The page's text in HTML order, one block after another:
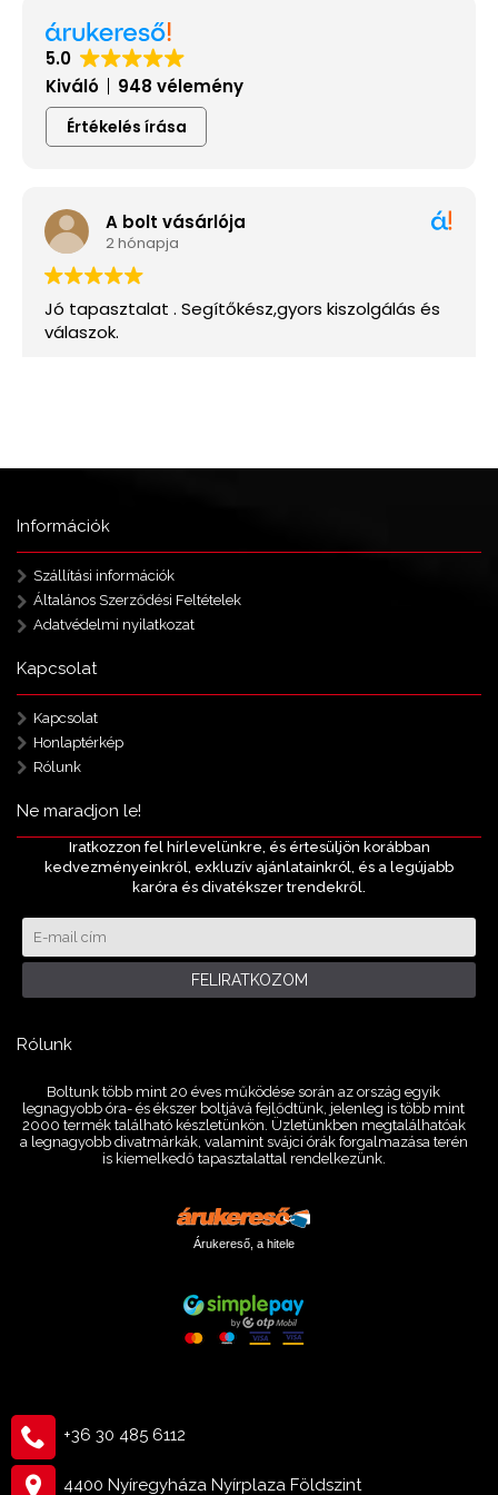
Információk
Szállítási információk
Általános Szerződési Feltételek
Adatvédelmi nyilatkozat
Kapcsolat
Kapcsolat
Honlaptérkép
Rólunk
Ne maradjon le!
Iratkozzon fel hírlevelünkre, és értesüljön korábban
kedvezményeinkről, exkluzív ajánlatainkról, és a legújabb
karóra és divatékszer trendekről.
FELIRATKOZOM
Rólunk
Boltunk több mint 20 éves működése során az ország egyik
legnagyobb óra- és ékszer boltjává fejlődtünk, jelenleg is több mint
2000 termék található készletünkön. Üzletünkben megtalálhatóak
a legnagyobb divatmárkák, valamint svájci órák forgalmazása terén
is kiemelkedő tapasztalattal rendelkezünk.
Árukereső, a hitele
+36 30 485 6112
4400 Nyíregyháza Nyírplaza Földszint